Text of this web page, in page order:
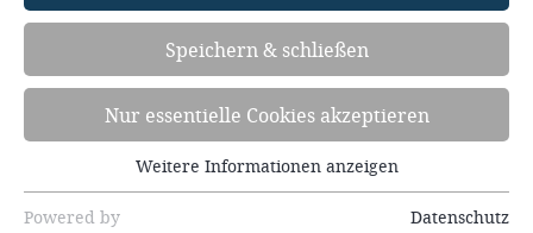
26.06.2026 - 28.06.2026
Frauenwochenende (8.FR26)
Perlen in den Geschichten des Elisa
Speichern & schließen
Nur essentielle Cookies akzeptieren
Essentielle Cookies werden für grundlegende
Weitere Informationen anzeigen
Powered by
Datenschutz